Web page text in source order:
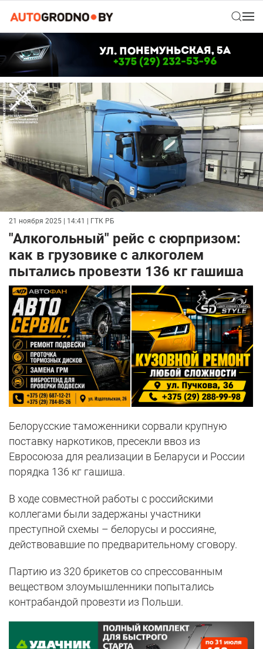
21 ноября 2025 | 14:41 | ГТК РБ
"Алкогольный" рейс с сюрпризом:
как в грузовике с алкоголем
пытались провезти 136 кг гашиша
Белорусские таможенники сорвали крупную
поставку наркотиков, пресекли ввоз из
Евросоюза для реализации в Беларуси и России
порядка 136 кг гашиша.
В ходе совместной работы с российскими
коллегами были задержаны участники
преступной схемы – белорусы и россияне,
действовавшие по предварительному сговору.
Партию из 320 брикетов со спрессованным
веществом злоумышленники попытались
контрабандой провезти из Польши.